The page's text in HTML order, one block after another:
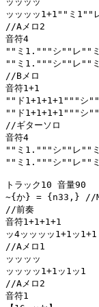
ッッッッ1+1""ミ1""
//Aメロ2
音符4
""ミ1."""シ""レ""
""ミ1."""シ""レ""
//Bメロ
音符1+1
""ド1+1+1+1"""シ
""ド1+1+1+1"""シ
//ギターソロ
音符4
""ミ1."""シ""レ""
""ミ1."""シ""レ""
トラック10 音量90
~{か} = {n33,} //
//前奏
音符1+1+1+1
ッ4ッッッッ1+1ッ1+1
//Aメロ1
ッッッッ
ッッッッ1+1ッ1ッ1
//Aメロ2
音符1